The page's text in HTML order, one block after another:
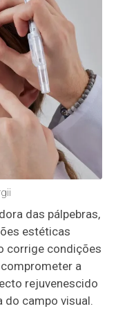
das pálpebras,
estéticas
corrige condições
a
rejuvenescido
do campo visual.